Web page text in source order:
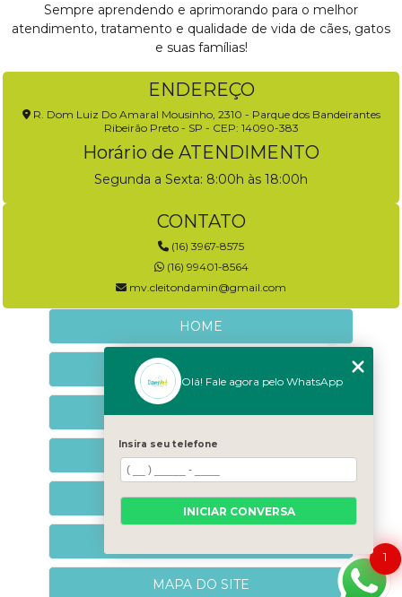
Sempre aprendendo e aprimorando para o melhor
atendimento, tratamento e qualidade de vida de cães, gatos
e suas famílias!
ENDEREÇO
R. Dom Luiz Do Amaral Mousinho, 2310 - Parque dos Bandeirantes
Ribeirão Preto - SP - CEP: 14090-383
Horário de ATENDIMENTO
Segunda a Sexta: 8:00h às 18:00h
CONTATO
(16) 3967-8575
(16) 99401-8564
mv.cleitondamin@gmail.com
HOME
EMPRESA
NEUROLOGIA VETERINÁRIA
NEUROCOMPORTAMENTAL
CONTATO
MAPA DO SITE
1
Olá! Fale agora pelo WhatsApp
Insira seu telefone
INICIAR CONVERSA